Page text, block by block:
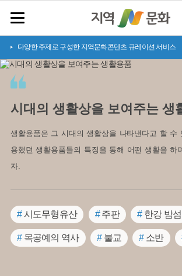
다양한 주제로 구성한 지역문화콘텐츠 큐레이션 서비스
시 대 의 생활상을 보여 주는 생
생활용품은 그 시대의 생활상을 나타낸다고 할 수
용했던 생활용품들의 특징을 통해 어떤 생활을 하
자.
#시도무형유산 #주판 #한강 밤섬
#목공예의 역사 #불교 #소반